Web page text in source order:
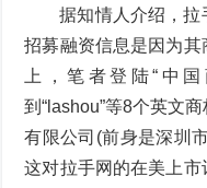
据知情人介绍，
招募融资信息是因为
上，笔者登陆“中
到“lashou”等8个英文
有限公司(前身是深圳
这对拉手网的在美上